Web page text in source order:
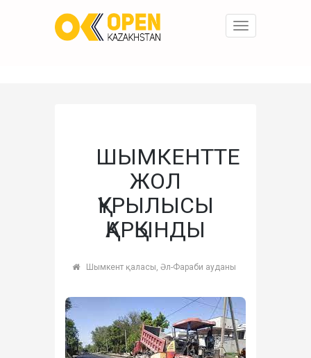
Toggle
ШЫМКЕНТТЕ
ЖОЛ
ҚҰРЫЛЫСЫ
ҚАРҚЫНДЫ
Шымкент қаласы, Әл-Фараби ауданы